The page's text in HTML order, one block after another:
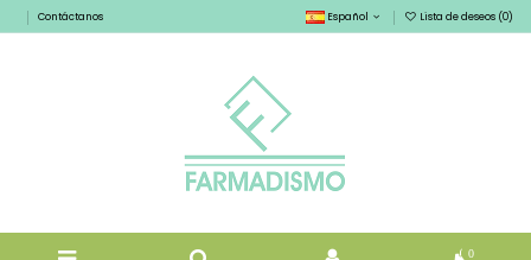
Contáctanos Español Lista de deseos (0)
0